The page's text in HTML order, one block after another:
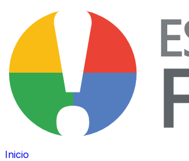
Inicio